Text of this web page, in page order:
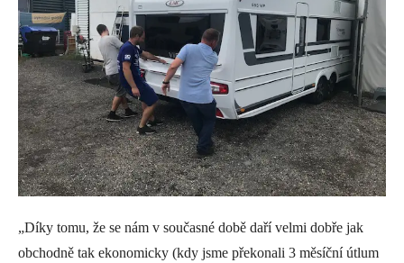
„Díky tomu, že se nám v současné době daří velmi dobře jak
obchodně tak ekonomicky (kdy jsme překonali 3 měsíční útlum